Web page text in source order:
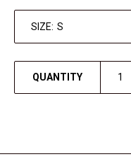
SIZE:
QUANTITY